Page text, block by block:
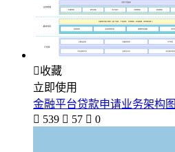
收藏
立即使用
金融平台贷款申请业务架构图
 539  57  0